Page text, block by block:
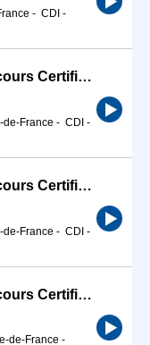
- CDI -
Directeur de Supermarché - Parcours Certifiant (H/F)
de-France - CDI -
Directeur de Supermarché - Parcours Certifiant (H/F)
de-France - CDI -
Directeur de Supermarché - Parcours Certifiant (H/F)
de-France -